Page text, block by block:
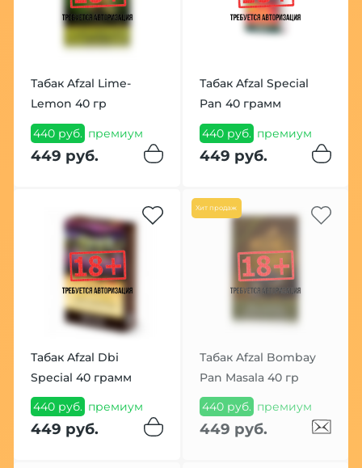
Табак Afzal Lime-
Lemon 40 гр
440 руб. премиум
449 руб.
Табак Afzal Special
Pan 40 грамм
440 руб. премиум
449 руб.
Табак Afzal Dbi
Special 40 грамм
440 руб. премиум
449 руб.
Хит продаж
Табак Afzal Bombay
Pan Masala 40 гр
440 руб. премиум
449 руб.